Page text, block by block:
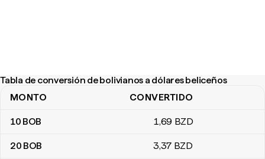
Tabla de conversión de bolivianos a dólares beliceños
Tabla de conversión de bolivianos a dólares beliceños
MONTO CONVERTIDO
10 BOB 1,69 BZD
20 BOB 3,37 BZD